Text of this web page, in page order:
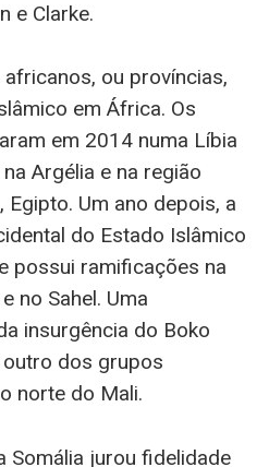
e Clarke.
ou províncias,
em África. Os
em 2014 numa Líbia
Argélia e na região
Um ano depois, a
do Estado Islâmico
possui ramificações na
no Sahel. Uma
insurgência do Boko
dos grupos
norte do Mali.
Somália jurou fidelidade